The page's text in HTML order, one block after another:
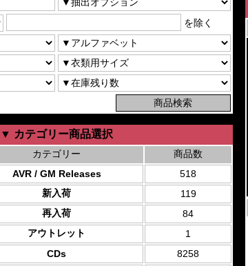
を除く
▼ カテゴリー商品選択
カテゴリー
商品数
AVR / GM Releases
518
新入荷
119
再入荷
84
アウトレット
1
CDs
8258